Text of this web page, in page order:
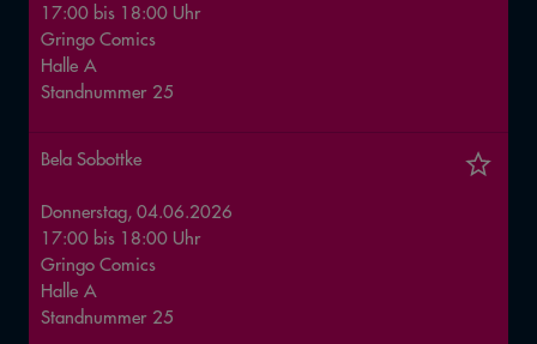
17:00 bis 18:00 Uhr
Gringo Comics
Halle A
Standnummer 25
Bela Sobottke
Donnerstag, 04.06.2026
17:00 bis 18:00 Uhr
Gringo Comics
Halle A
Standnummer 25